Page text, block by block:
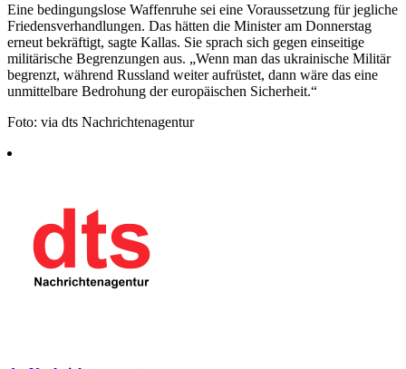
Eine bedingungslose Waffenruhe sei eine Voraussetzung für jegliche
Friedensverhandlungen. Das hätten die Minister am Donnerstag
erneut bekräftigt, sagte Kallas. Sie sprach sich gegen einseitige
militärische Begrenzungen aus. „Wenn man das ukrainische Militär
begrenzt, während Russland weiter aufrüstet, dann wäre das eine
unmittelbare Bedrohung der europäischen Sicherheit.“
Foto: via dts Nachrichtenagentur